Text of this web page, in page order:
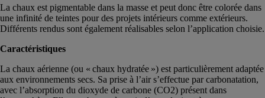
La chaux est pigmentable dans la masse et peut donc être colorée dans
une infinité de teintes pour des projets intérieurs comme extérieurs.
Différents rendus sont également réalisables selon l’application choisie.
Caractéristiques
La chaux aérienne (ou « chaux hydratée ») est particulièrement adaptée
aux environnements secs. Sa prise à l’air s’effectue par carbonatation,
avec l’absorption du dioxyde de carbone (CO2) présent dans